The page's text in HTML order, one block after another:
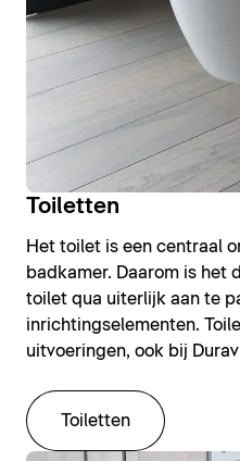
Toiletten
Het toilet is een centraal
badkamer. Daarom is het
toilet qua uiterlijk aan te
inrichtingselementen.
uitvoeringen, ook bij
Toiletten